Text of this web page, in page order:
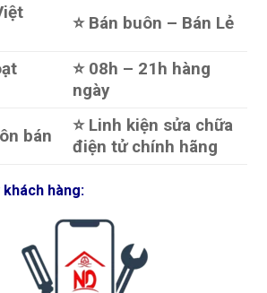
⭐️ Bán buôn – Bán Lẻ
⭐️ 08h – 21h hàng
ngày
bán
⭐️ Linh kiện sửa chữa
điện tử chính hãng
hàng: